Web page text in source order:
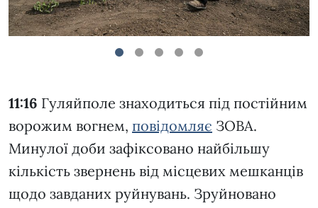
11:16 Гуляйполе знаходиться під постійним
ворожим вогнем, повідомляє ЗОВА.
Минулої доби зафіксовано найбільшу
кількість звернень від місцевих мешканців
щодо завданих руйнувань. Зруйновано